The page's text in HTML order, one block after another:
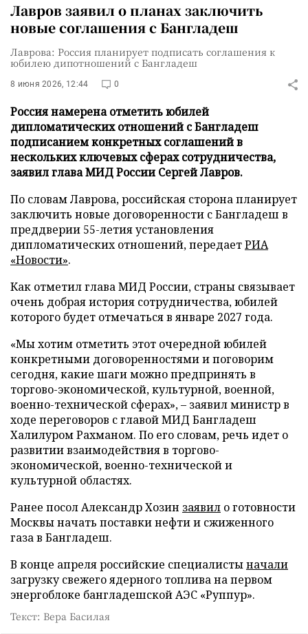
Лавров заявил о планах заключить
новые соглашения с Бангладеш
Лаврова: Россия планирует подписать соглашения к
юбилею дипотношений с Бангладеш
8 июня 2026, 12:44 0
Россия намерена отметить юбилей
дипломатических отношений с Бангладеш
подписанием конкретных соглашений в
нескольких ключевых сферах сотрудничества,
заявил глава МИД России Сергей Лавров.
По словам Лаврова, российская сторона планирует
заключить новые договоренности с Бангладеш в
преддверии 55-летия установления
дипломатических отношений, передаетРИА
«Новости».
Как отметил глава МИД России, страны связывает
очень добрая история сотрудничества, юбилей
которого будет отмечаться в январе 2027 года.
«Мы хотим отметить этот очередной юбилей
конкретными договоренностями и поговорим
сегодня, какие шаги можно предпринять в
торгово-экономической, культурной, военной,
военно-технической сферах», – заявил министр в
ходе переговоров с главой МИД Бангладеш
Халилуром Рахманом. По его словам, речь идет о
развитии взаимодействия в торгово-
экономической, военно-технической и
культурной областях.
Ранее посол Александр Хозин заявил о готовности
Москвы начать поставки нефти и сжиженного
газа в Бангладеш.
В конце апреля российские специалистыначали
загрузку свежего ядерного топлива на первом
энергоблоке бангладешской АЭС «Руппур».
Текст: Вера Басилая